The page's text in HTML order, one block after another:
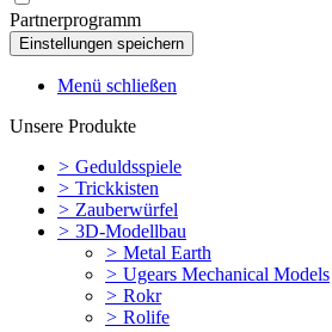
Partnerprogramm
Menü schließen
Unsere Produkte
> Geduldsspiele
> Trickkisten
> Zauberwürfel
> 3D-Modellbau
> Metal Earth
> Ugears Mechanical Models
> Rokr
> Rolife